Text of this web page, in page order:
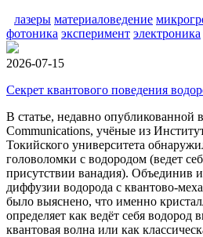
лазеры материаловедение
фотоника эксперимент электроника
2026-07-15
Секрет квантового поведения
В статье, недавно опубликованной
Communications, учёные из
Токийского университета
головоломки с водородом (ведет
присутствии ванадия). Объединив
диффузии водорода с квантово-
было выяснено, что именно
определяет как ведёт себя
квантовая волна или как